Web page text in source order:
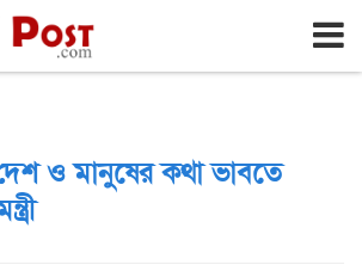
২০২৬, ২৪শে শ্রাবণ ১৪৩৩
ও মানুষের কথা ভাবতে